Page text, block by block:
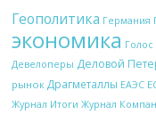
Геополитика Германия
экономика Голос
Девелоперы Деловой
рынок Драгметаллы ЕАЭС
Журнал Итоги Журнал